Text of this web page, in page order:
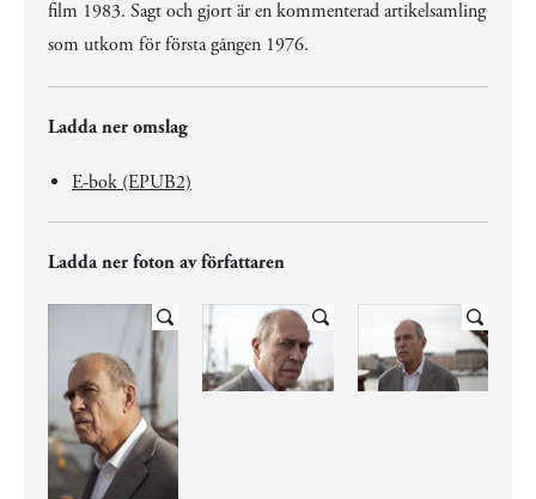
film 1983. Sagt och gjort är en kommenterad artikelsamling
som utkom för första gången 1976.
Ladda ner omslag
E-bok (EPUB2)
Ladda ner foton av författaren